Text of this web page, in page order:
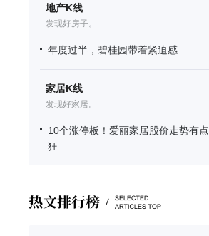
地产K线
发现好房子。
年度过半，碧桂园带着紧迫感
家居K线
发现好家居。
10个涨停板！爱丽家居股价走势有点
狂